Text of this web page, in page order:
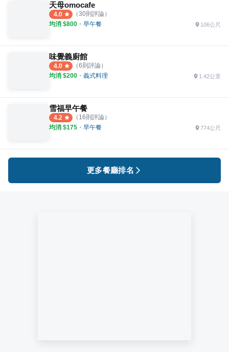
天母omocafe
4.0 （30則評論）
均消 $800 ・ 早午餐 106公尺
味覺義廚館
4.0 （6則評論）
均消 $200 ・ 義式料理 1.42公里
雪福早午餐
4.2 （ 16則評論）
均消 $175 ・ 早午餐 774公尺
更多餐廳排名